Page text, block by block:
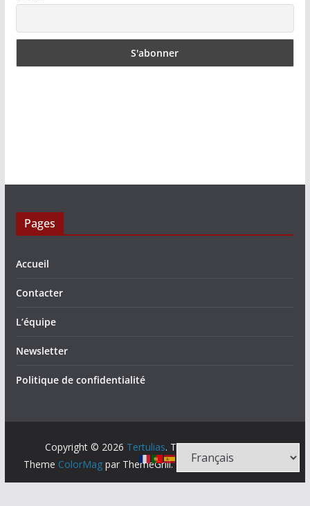
Pages
Accueil
Contacter
L’équipe
Newsletter
Politique de confidentialité
Copyright © 2026 Tertulias. Tous droits réservés.
Theme ColorMagpar ThemeGrill. Propulsé par